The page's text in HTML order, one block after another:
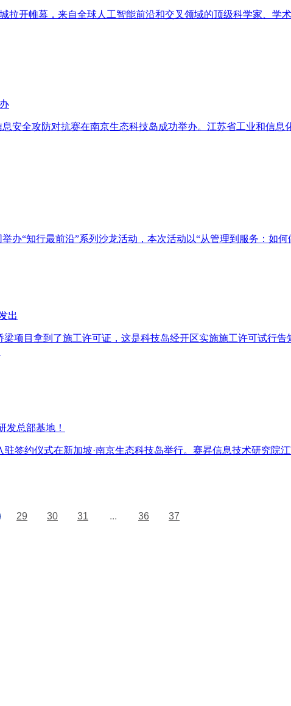
拉开帷幕，来自全球人工智能前沿和交叉领域的顶级科学家、学
安全攻防对抗赛在南京生态科技岛成功举办。江苏省工业和信
办“知行最前沿”系列沙龙活动，本次活动以“从管理到服务：如何
出
项目拿到了施工许可证，这是科技岛经开区实施施工许可试行
发总部基地！
签约仪式在新加坡·南京生态科技岛举行。赛昇信息技术研究院
29 30 31 ... 36 37